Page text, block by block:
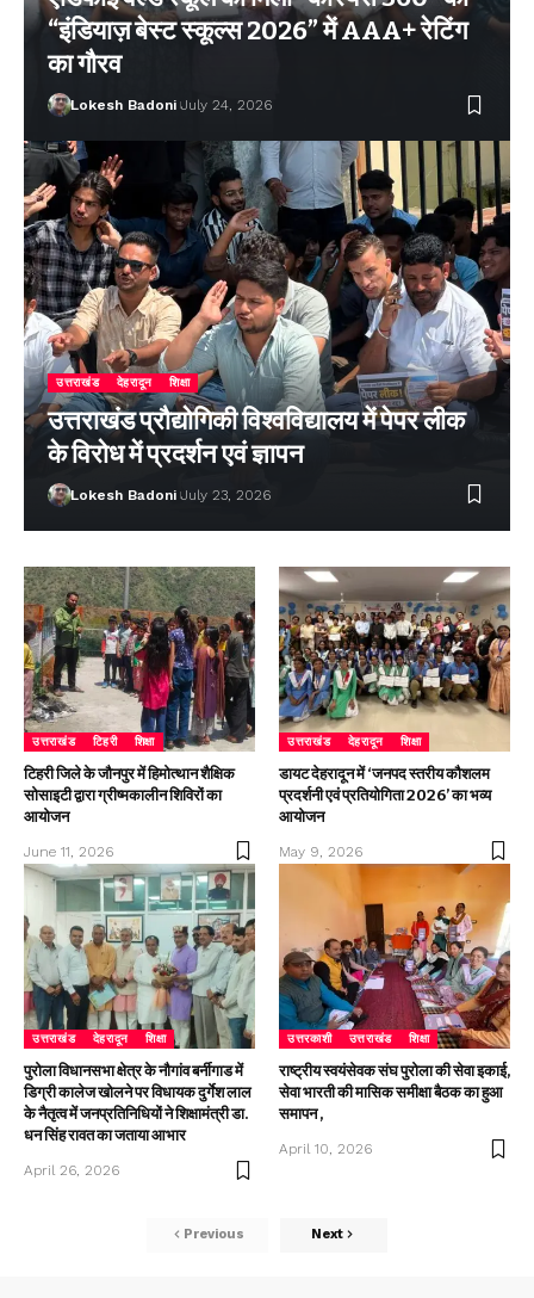
“इंडियाज़ बेस्ट स्कूल्स 2026” में AAA+ रेटिंग
का गौरव
Lokesh Badoni July 24, 2026
उत्तराखंड देहरादून शिक्षा
उत्तराखंड प्रौद्योगिकी विश्वविद्यालय में पेपर लीक
के विरोध में प्रदर्शन एवं ज्ञापन
Lokesh Badoni July 23, 2026
उत्तराखंड टिहरी शिक्षा
टिहरी जिले के जौनपुर में हिमोत्थान शैक्षिक
सोसाइटी द्वारा ग्रीष्मकालीन शिविरों का
आयोजन
June 11, 2026
उत्तराखंड देहरादून शिक्षा
डायट देहरादून में ‘जनपद स्तरीय कौशलम
प्रदर्शनी एवं प्रतियोगिता 2026’ का भव्य
आयोजन
May 9, 2026
उत्तराखंड देहरादून शिक्षा
पुरोला विधानसभा क्षेत्र के नौगांव बर्नीगाड में
डिग्री कालेज खोलने पर विधायक दुर्गेश लाल
के नैतृत्व में जनप्रतिनिधियों ने शिक्षामंत्री डा.
धन सिंह रावत का जताया आभार
April 26, 2026
उत्तरकाशी उत्तराखंड शिक्षा
राष्ट्रीय स्वयंसेवक संघ पुरोला की सेवा इकाई,
सेवा भारती की मासिक समीक्षा बैठक का हुआ
समापन ,
April 10, 2026
Previous Next